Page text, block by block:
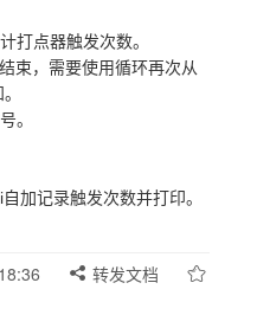
打点器触发次数。
束，需要使用循环再次从
。
加记录触发次数并打印。
转发文档